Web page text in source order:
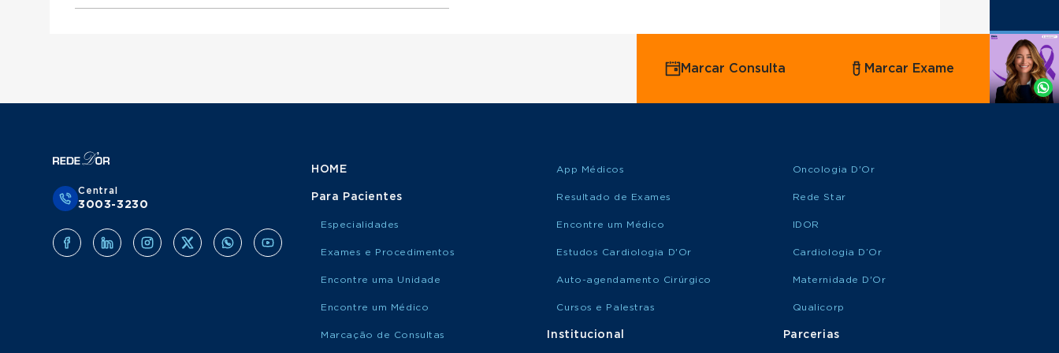
Urologista atende Porto Saúde
Agende
Whatsapp
Marcar Consulta Marcar Exame
Central
3003-3230
HOME
Para Pacientes
Especialidades
Exames e Procedimentos
Encontre uma Unidade
Encontre um Médico
Marcação de Consultas
App Médicos
Resultado de Exames
Encontre um Médico
Estudos Cardiologia D'Or
Auto-agendamento Cirúrgico
Cursos e Palestras
Institucional
Oncologia D'Or
Rede Star
IDOR
Cardiologia D’Or
Maternidade D'Or
Qualicorp
Parcerias